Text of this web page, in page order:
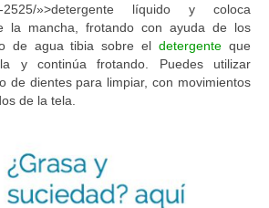
2525/»>detergente líquido y coloca
la mancha, frotando con ayuda de los
de agua tibia sobre eldetergente que
y continúa frotando. Puedes utilizar
de dientes para limpiar, con movimientos
de la tela.